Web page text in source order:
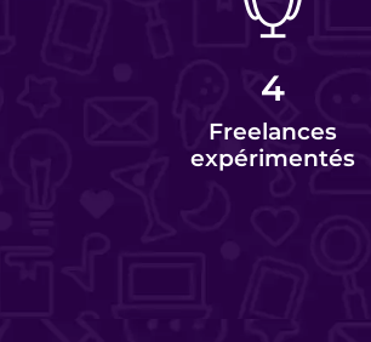
4
Freelances
expérimentés